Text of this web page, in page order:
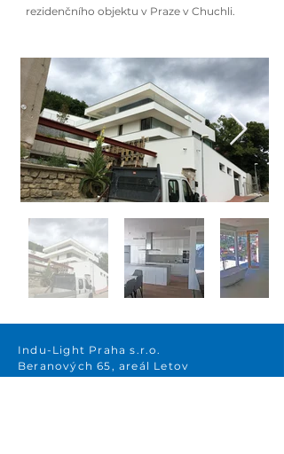
rezidenčního objektu v Praze v Chuchli.
Indu-Light Praha s.r.o.
Beranových 65, areál Letov